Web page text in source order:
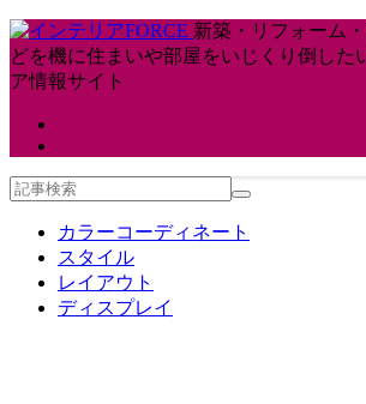
新築・リフォーム
どを機に住まいや部屋をいじくり倒した
ア情報サイト
カラーコーディネート
スタイル
レイアウト
ディスプレイ